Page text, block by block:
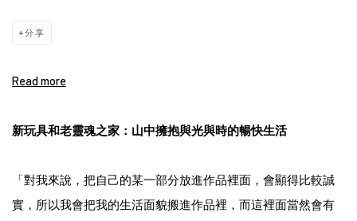
分享
Read more
新玩具和老靈魂之家：山中擁抱與光與時的暢快生活
「對我來說，把自己的某一部分放進作品裡面，會顯得比較誠
實，所以我會把我的生活面貌搬進作品裡，而這裡面當然會有